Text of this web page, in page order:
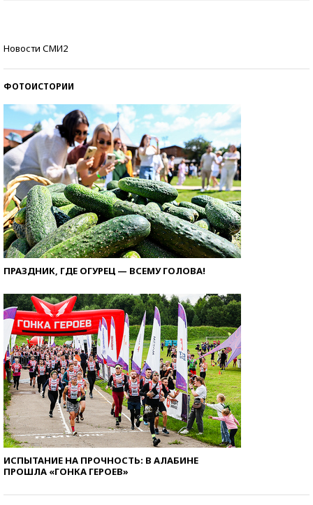
Новости СМИ2
ФОТОИСТОРИИ
ПРАЗДНИК, ГДЕ ОГУРЕЦ — ВСЕМУ ГОЛОВА!
ИСПЫТАНИЕ НА ПРОЧНОСТЬ: В АЛАБИНЕ
ПРОШЛА «ГОНКА ГЕРОЕВ»